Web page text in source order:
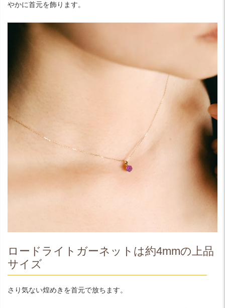
やかに首元を飾ります。
ロードライトガーネットは約4mmの上品
サイズ
さり気ない煌めきを首元で放ちます。